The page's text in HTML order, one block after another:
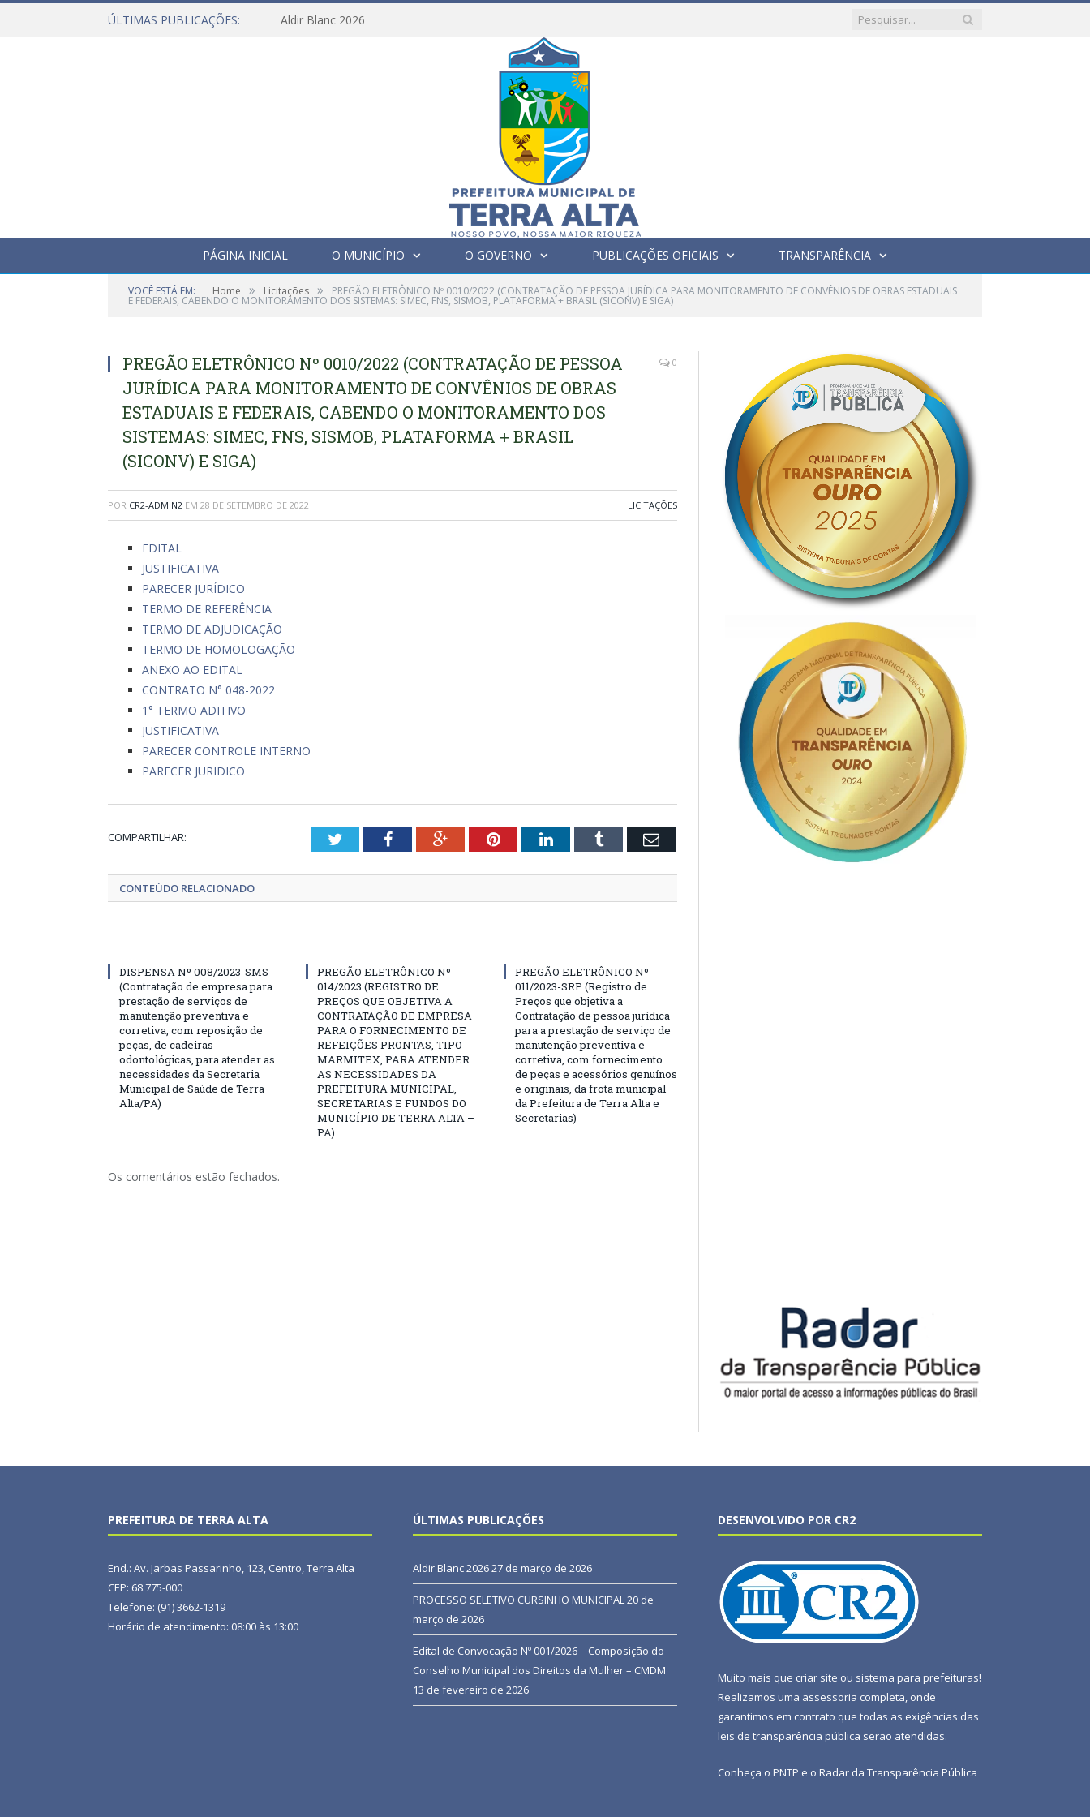
ÚLTIMAS PUBLICAÇÕES: Aldir Blanc 2026
PÁGINA INICIAL O MUNICÍPIO O GOVERNO PUBLICAÇÕES OFICIAIS TRANSPARÊNCIA
VOCÊ ESTÁ EM: Home » Licitações » PREGÃO ELETRÔNICO Nº 0010/2022 (CONTRATAÇÃO DE PESSOA JURÍDICA PARA MONITORAMENTO DE CONVÊNIOS DE OBRAS ESTADUAIS
E FEDERAIS, CABENDO O MONITORAMENTO DOS SISTEMAS: SIMEC, FNS, SISMOB, PLATAFORMA + BRASIL (SICONV) E SIGA)
PREGÃO ELETRÔNICO Nº 0010/2022 (CONTRATAÇÃO DE PESSOA
JURÍDICA PARA MONITORAMENTO DE CONVÊNIOS DE OBRAS
ESTADUAIS E FEDERAIS, CABENDO O MONITORAMENTO DOS
SISTEMAS: SIMEC, FNS, SISMOB, PLATAFORMA + BRASIL
(SICONV) E SIGA)
0
POR CR2-ADMIN2 EM 28 DE SETEMBRO DE 2022 LICITAÇÕES
EDITAL
JUSTIFICATIVA
PARECER JURÍDICO
TERMO DE REFERÊNCIA
TERMO DE ADJUDICAÇÃO
TERMO DE HOMOLOGAÇÃO
ANEXO AO EDITAL
CONTRATO N° 048-2022
1° TERMO ADITIVO
JUSTIFICATIVA
PARECER CONTROLE INTERNO
PARECER JURIDICO
COMPARTILHAR: TwitterFacebookGoogle+PinterestLinkedInTumblr Email
CONTEÚDO RELACIONADO
DISPENSA Nº 008/2023-SMS
(Contratação de empresa para
prestação de serviços de
manutenção preventiva e
corretiva, com reposição de
peças, de cadeiras
odontológicas, para atender as
necessidades da Secretaria
Municipal de Saúde de Terra
Alta/PA)
PREGÃO ELETRÔNICO Nº
014/2023 (REGISTRO DE
PREÇOS QUE OBJETIVA A
CONTRATAÇÃO DE EMPRESA
PARA O FORNECIMENTO DE
REFEIÇÕES PRONTAS, TIPO
MARMITEX, PARA ATENDER
AS NECESSIDADES DA
PREFEITURA MUNICIPAL,
SECRETARIAS E FUNDOS DO
MUNICÍPIO DE TERRA ALTA –
PA)
PREGÃO ELETRÔNICO Nº
011/2023-SRP (Registro de
Preços que objetiva a
Contratação de pessoa jurídica
para a prestação de serviço de
manutenção preventiva e
corretiva, com fornecimento
de peças e acessórios genuínos
e originais, da frota municipal
da Prefeitura de Terra Alta e
Secretarias)
Os comentários estão fechados.
PREFEITURA DE TERRA ALTA
End.: Av. Jarbas Passarinho, 123, Centro, Terra Alta
CEP: 68.775-000
Telefone: (91) 3662-1319
Horário de atendimento: 08:00 às 13:00
ÚLTIMAS PUBLICAÇÕES
Aldir Blanc 202627 de março de 2026
PROCESSO SELETIVO CURSINHO MUNICIPAL20 de
março de 2026
Edital de Convocação Nº 001/2026 – Composição do
Conselho Municipal dos Direitos da Mulher – CMDM
13 de fevereiro de 2026
DESENVOLVIDO POR CR2
Muito mais que criar site ou sistema para prefeituras!
Realizamos uma assessoria completa, onde
garantimos em contrato que todas as exigências das
leis de transparência pública serão atendidas.
Conheça o PNTP e o Radar da Transparência Pública